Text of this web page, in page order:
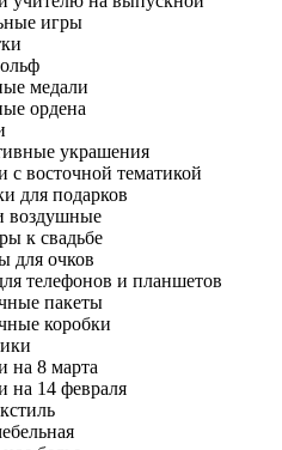
игры
медали
ордена
украшения
с восточной тематикой
для подарков
воздушные
к свадьбе
для очков
телефонов и планшетов
пакеты
коробки
на 8 марта
на 14 февраля